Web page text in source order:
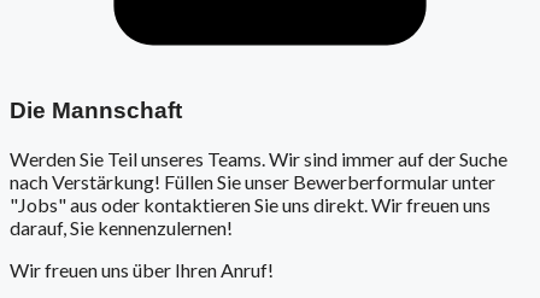
Die Mannschaft
Werden Sie Teil unseres Teams. Wir sind immer auf der Suche
nach Verstärkung! Füllen Sie unser Bewerberformular unter
"Jobs" aus oder kontaktieren Sie uns direkt. Wir freuen uns
darauf, Sie kennenzulernen!
Wir freuen uns über Ihren Anruf!